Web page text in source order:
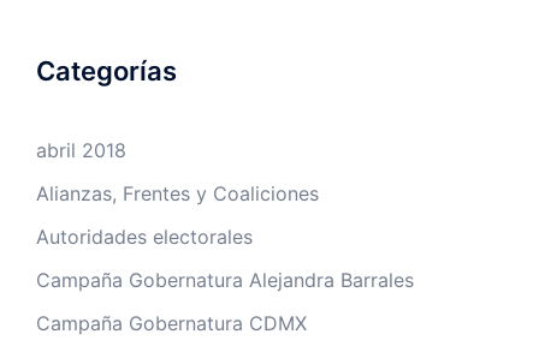
Categorías
abril 2018
Alianzas, Frentes y Coaliciones
Autoridades electorales
Campaña Gobernatura Alejandra Barrales
Campaña Gobernatura CDMX